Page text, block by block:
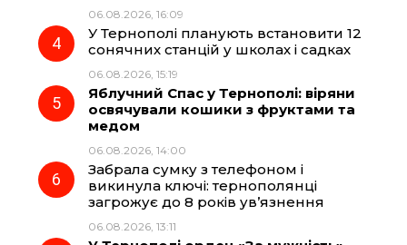
06.08.2026, 16:09
У Тернополі планують встановити 12
сонячних станцій у школах і садках
06.08.2026, 15:19
Яблучний Спас у Тернополі: віряни
освячували кошики з фруктами та
медом
06.08.2026, 14:00
Забрала сумку з телефоном і
викинула ключі: тернополянці
загрожує до 8 років ув’язнення
06.08.2026, 13:11